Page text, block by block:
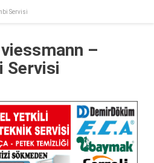
Servisi
–
Servisi